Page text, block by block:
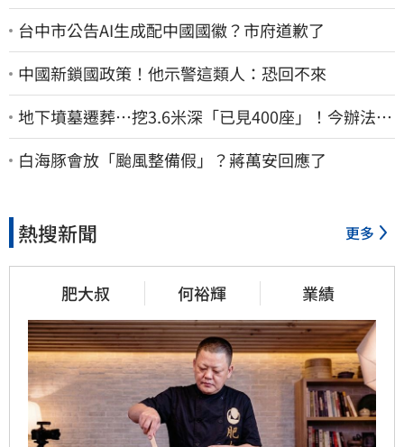
台中市公告AI生成配中國國徽？市府道歉了
中國新鎖國政策！他示警這類人：恐回不來
地下墳墓遷葬…挖3.6米深「已見400座」！今辦法會
安撫祖先
白海豚會放「颱風整備假」？蔣萬安回應了
熱搜新聞 更多
肥大叔 何裕輝 業績